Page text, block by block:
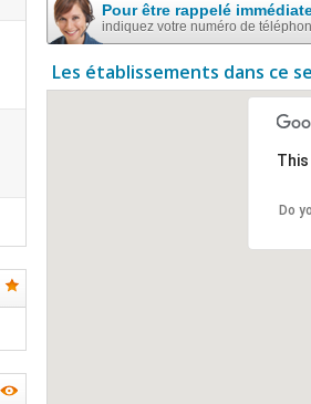
Pour être rappelé
indiquez votre numéro de
Les établissements dans ce
Do